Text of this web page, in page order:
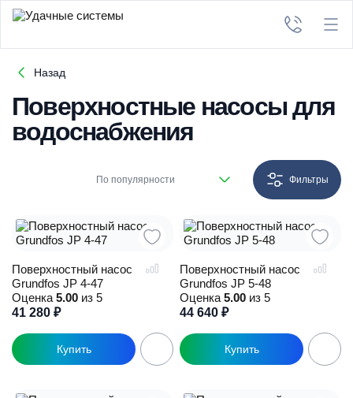
Назад
Поверхностные насосы для
водоснабжения
По популярности Фильтры
Поверхностный насос
Grundfos JP 4-47
Оценка 5.00 из 5
41 280 ₽
Поверхностный насос
Grundfos JP 5-48
Оценка 5.00 из 5
44 640 ₽